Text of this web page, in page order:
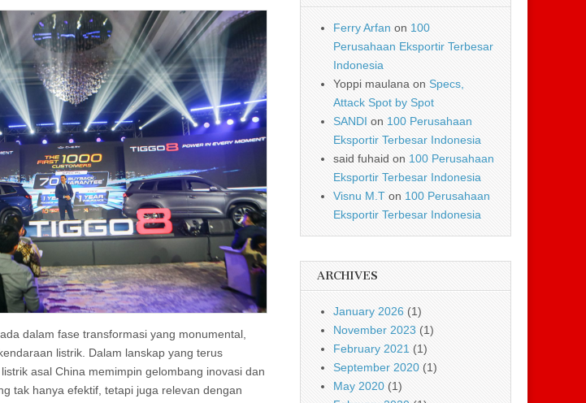
dalam fase transformasi yang monumental,
listrik. Dalam lanskap yang terus
asal China memimpin gelombang inovasi dan
tak hanya efektif, tetapi juga relevan dengan
Ferry Arfan on 100
Perusahaan Eksportir Terbesar
Indonesia
Yoppi maulana on Specs,
Attack Spot by Spot
SANDI on 100 Perusahaan
Eksportir Terbesar Indonesia
said fuhaid on 100 Perusahaan
Eksportir Terbesar Indonesia
Visnu M.T on 100 Perusahaan
Eksportir Terbesar Indonesia
ARCHIVES
January 2026 (1)
November 2023 (1)
February 2021 (1)
September 2020 (1)
May 2020 (1)